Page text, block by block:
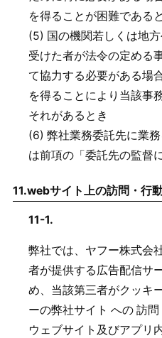
を得ることが困難である
(5) 国の機関若しくは地
受けた者が法令の定める
て協力する必要がある場
を得ることにより当該事
それがあるとき
(6) 弊社業務委託先に業
は前項の「委託先の監督
11.webサイト上の訪問・行
11-1.
弊社では、ヤフー株式会
者が提供する広告配信サ
め、当該第三者がクッキ
ーの弊社サイト への 訪
ウェブサイト及びアプリ